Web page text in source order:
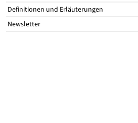
Definitionen und Erläuterungen
Newsletter